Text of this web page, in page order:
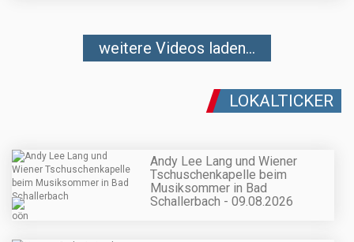
weitere Videos laden...
LOKALTICKER
Andy Lee Lang und Wiener
Tschuschenkapelle beim
Musiksommer in Bad
Schallerbach - 09.08.2026